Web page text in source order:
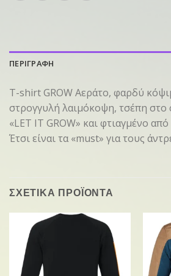
ΠΕΡΙΓΡΑΦΗ
T-shirt GROW Αεράτο, φαρδύ
στρογγυλή λαιμόκοψη, τσέπη στο
«LET IT GROW» και φτιαγμένο
Έτσι είναι τα «must» για τους
ΣΧΕΤΙΚΑ ΠΡΟΪΟΝΤΑ